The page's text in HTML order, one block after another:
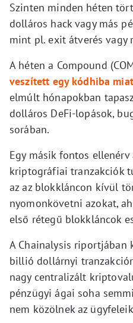
Szinten minden héten
dolláros hack vagy más
mint pl. exit átverés vagy
A héten a Compound
veszített egy kódhiba
elmúlt hónapokban
dolláros DeFi-lopások,
sorában.
Egy másik fontos ellenérv
kriptográfiai tranzakciók
az az blokkláncon kívül
nyomonkövetni azokat,
első rétegű blokkláncok
A Chainalysis riportjában
billió dollárnyi
nagy centralizált
pénzügyi ágai soha
nem közölnek az